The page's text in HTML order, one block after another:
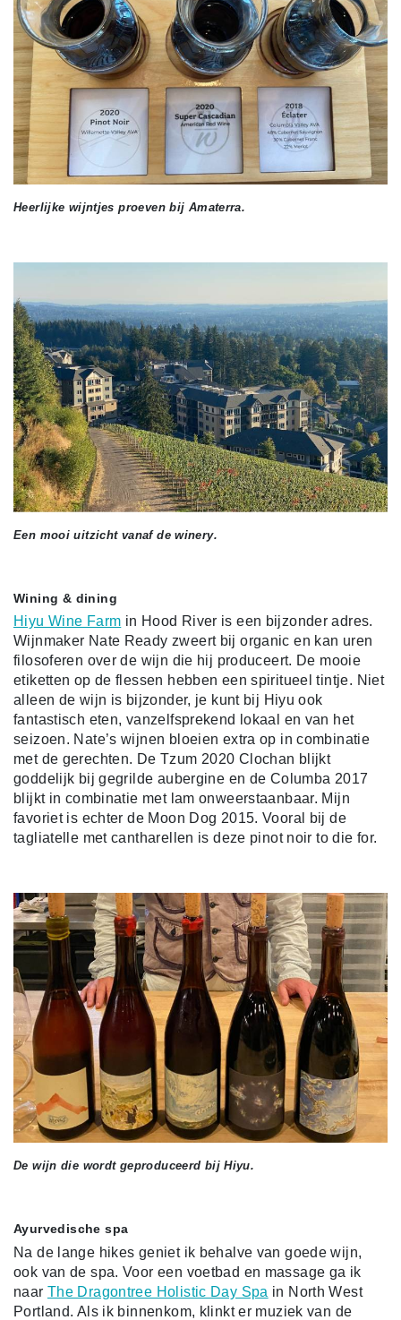
Heerlijke wijntjes proeven bij Amaterra.
Een mooi uitzicht vanaf de winery.
Wining & dining
Hiyu Wine Farm in Hood River is een bijzonder adres.
Wijnmaker Nate Ready zweert bij organic en kan uren
filosoferen over de wijn die hij produceert. De mooie
etiketten op de flessen hebben een spiritueel tintje. Niet
alleen de wijn is bijzonder, je kunt bij Hiyu ook
fantastisch eten, vanzelfsprekend lokaal en van het
seizoen. Nate’s wijnen bloeien extra op in combinatie
met de gerechten. De Tzum 2020 Clochan blijkt
goddelijk bij gegrilde aubergine en de Columba 2017
blijkt in combinatie met lam onweerstaanbaar. Mijn
favoriet is echter de Moon Dog 2015. Vooral bij de
tagliatelle met cantharellen is deze pinot noir to die for.
De wijn die wordt geproduceerd bij Hiyu.
Ayurvedische spa
Na de lange hikes geniet ik behalve van goede wijn,
ook van de spa. Voor een voetbad en massage ga ik
naar The Dragontree Holistic Day Spa in North West
Portland. Als ik binnenkom, klinkt er muziek van de